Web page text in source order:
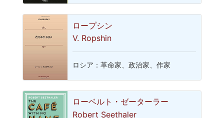
ロープシン
V. Ropshin
ロシア：革命家、政治家、作家
ローベルト・ゼーターラー
Robert Seethaler